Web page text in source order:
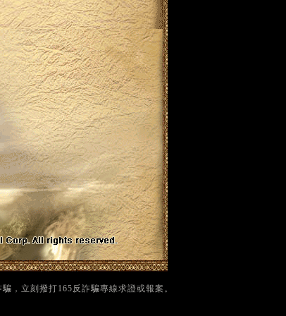
，立刻撥打165反詐騙專線求證或報案。